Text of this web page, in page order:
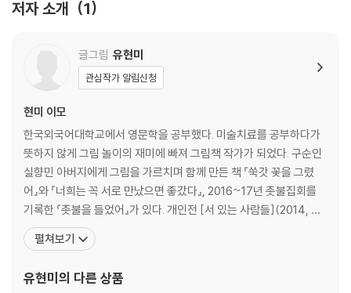
저자 소개 1
글그림 유현미
관심작가 알림신청
현미 이모
한국외국어대학교에서 영문학을 공부했다. 미술치료를 공부하다가
뜻하지 않게 그림 놀이의 재미에 빠져 그림책 작가가 되었다. 구순인
실향민 아버지에게 그림을 가르치며 함께 만든 책 『쑥갓 꽃을 그렸
어』와 『너희는 꼭 서로 만났으면 좋갔다』, 2016~17년 촛불집회를
기록한 『촛불을 들었어』가 있다. 개인전 [서 있는 사람들](2014, 좋
은자리 갤러리), 그림책 원화전(2016, 북촌전시실)을 열었다. 어디
에서든 있는 재료를 써서 마음 가는 대로 그리는 일상 드로잉을 즐기
좋아한다. 비 올 때 나무줄기들이 빗물을 머
펼쳐보기
유현미의 다른 상품